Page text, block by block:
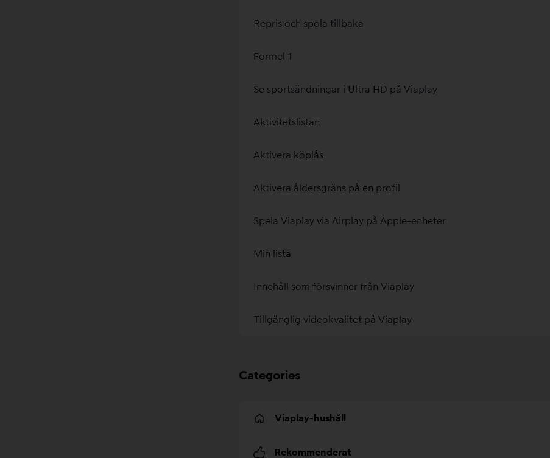
Repris och spola tillbaka
Formel 1
Se sportsändningar i Ultra HD på Viaplay
Aktivitetslistan
Aktivera köplås
Aktivera åldersgräns på en profil
Spela Viaplay via Airplay på Apple-enheter
Min lista
Innehåll som försvinner från Viaplay
Tillgänglig videokvalitet på Viaplay
Categories
Viaplay-hushåll
Rekommenderat